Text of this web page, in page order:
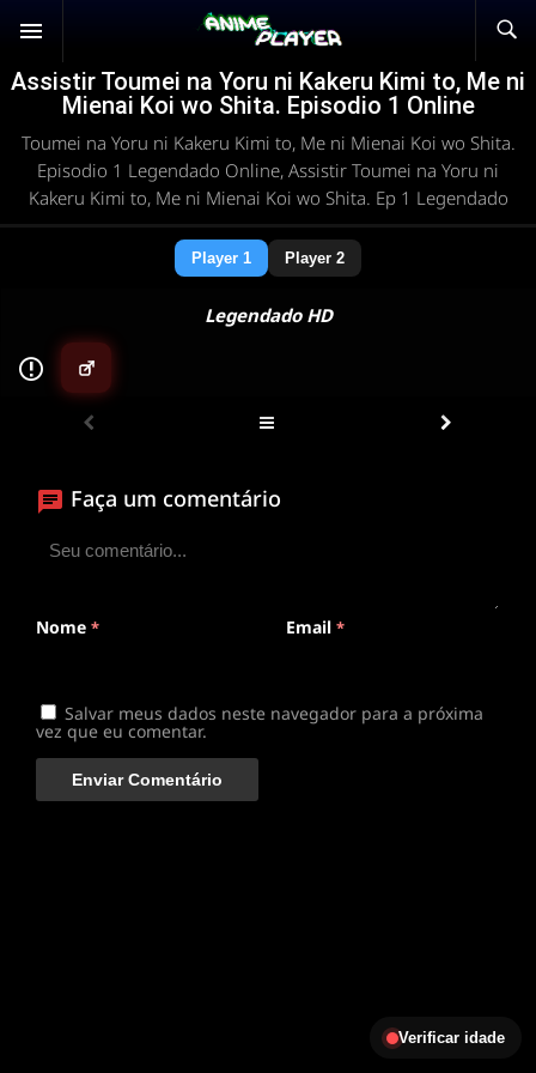
Assistir Toumei na Yoru ni Kakeru Kimi to, Me ni
Mienai Koi wo Shita. Episodio 1 Online
Toumei na Yoru ni Kakeru Kimi to, Me ni Mienai Koi wo Shita.
Episodio 1 Legendado Online, Assistir Toumei na Yoru ni
Kakeru Kimi to, Me ni Mienai Koi wo Shita. Ep 1 Legendado
Player 1 Player 2
Clique para assistir
Legendado HD
Faça um comentário
Nome * Email *
Salvar meus dados neste navegador para a próxima
vez que eu comentar.
Verificar idade